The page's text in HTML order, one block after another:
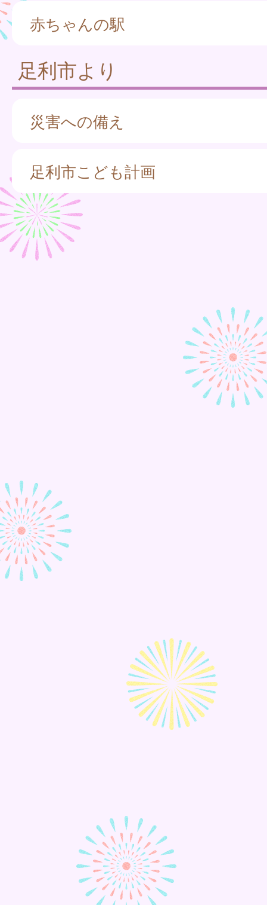
赤ちゃんの駅
足利市より
災害への備え
足利市こども計画